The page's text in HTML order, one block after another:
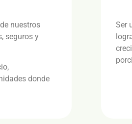
nuestros
seguros y
donde
Ser